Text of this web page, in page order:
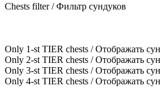
Chests filter / Фильтр сундуков
Only 1-st TIER chests / Отображать
Only 2-st TIER chests / Отображать
Only 3-st TIER chests / Отображать
Only 4-st TIER chests / Отображать